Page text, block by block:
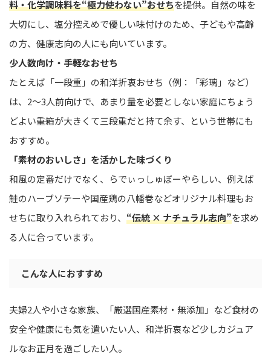
料・化学調味料を“極力使わない”おせちを提供。自然の味を
大切にし、塩分控えめで優しい味付けのため、子どもや高齢
の方、健康志向の人にも向いています。
少人数向け・手軽なおせち
たとえば「一段重」の和洋折衷おせち（例：「彩璃」など）
は、2〜3人前向けで、あまり量を必要としない家庭にちょう
どよい――重箱が大きくて三段重だと持て余す、という世帯にも
おすすめ。
「素材のおいしさ」を活かした味づくり
和風の定番だけでなく、らでぃっしゅぼーやらしい、例えば
鮭のハーブソテーや国産鶏の八幡巻などオリジナル料理もお
せちに取り入れられており、 “伝統 × ナチュラル志向”を求め
る人に合っています。
こんな人におすすめ
夫婦2人や小さな家族、「厳選国産素材・無添加」など食材の
安全や健康にも気を遣いたい人、和洋折衷など少しカジュア
ルなお正月を過ごしたい人。